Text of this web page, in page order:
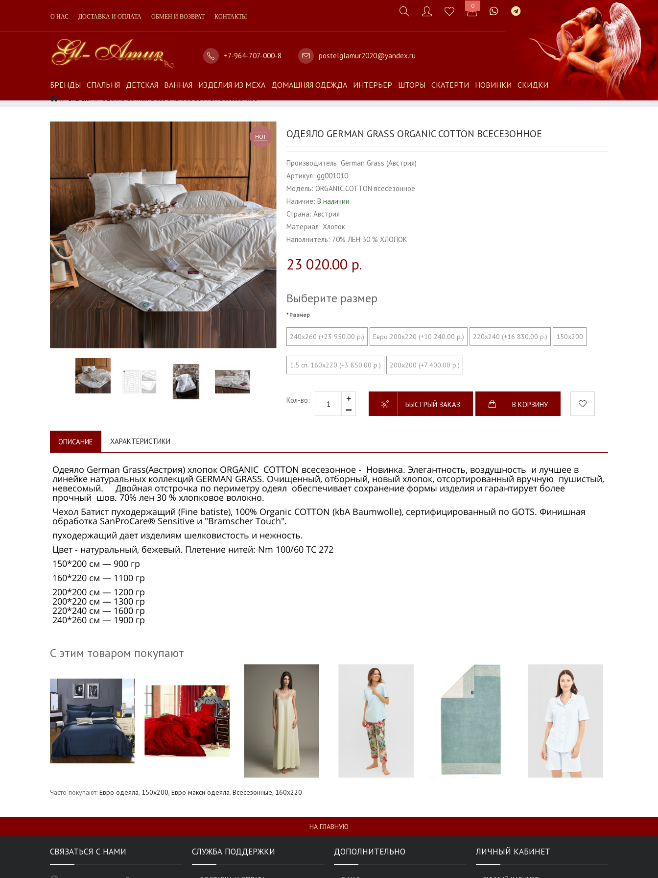
0
О НАС ДОСТАВКА И ОПЛАТА ОБМЕН И ВОЗВРАТ КОНТАКТЫ
+7-964-707-000-8 postelglamur2020@yandex.ru
БРЕНДЫ СПАЛЬНЯ ДЕТСКАЯ ВАННАЯ ИЗДЕЛИЯ ИЗ МЕХА ДОМАШНЯЯ ОДЕЖДА ИНТЕРЬЕР ШТОРЫ СКАТЕРТИ НОВИНКИ СКИДКИ
Спальня Одеяло German Grass ORGANIC COTTON Всесезонное
HOT ОДЕЯЛО GERMAN GRASS ORGANIC COTTON ВСЕСЕЗОННОЕ
Производитель: German Grass (Австрия)
Артикул: gg001010
Модель: ORGANIC COTTON всесезонное
Наличие: В наличии
Страна: Австрия
Материал: Хлопок
Наполнитель: 70% ЛЕН 30 % ХЛОПОК
23 020.00 р.
Выберите размер
Размер
240х260 (+23 950.00 р.) Евро 200х220 (+10 240.00 р.) 220х240 (+16 830.00 р.) 150х200
1.5 сп. 160х220 (+3 850.00 р.) 200х200 (+7 400.00 р.)
Кол-во: БЫСТРЫЙ ЗАКАЗ В КОРЗИНУ
ОПИСАНИЕ ХАРАКТЕРИСТИКИ
Одеяло German Grass(Австрия) хлопок ORGANIC COTTON всесезонное - Новинка. Элегантность, воздушность и лучшее в
линейке натуральных коллекций GERMAN GRASS. Очищенный, отборный, новый хлопок, отсортированный вручную пушистый,
невесомый. Двойная отстрочка по периметру одеял обеспечивает сохранение формы изделия и гарантирует более
прочный шов. 70% лен 30 % хлопковое волокно.
Чехол Батист пуходержащий (Fine batiste), 100% Organic COTТON (kbA Baumwolle), сертифицированный по GOTS. Финишная
обработка SanProCare® Sensitive и "Bramscher Touch".
пуходержащий дает изделиям шелковистость и нежность.
Цвет - натуральный, бежевый. Плетение нитей: Nm 100/60 TC 272
150*200 см — 900 гр
160*220 см — 1100 гр
200*200 см — 1200 гр
200*220 см — 1300 гр
220*240 см — 1600 гр
240*260 см — 1900 гр
С этим товаром покупают
Часто покупают: Евро одеяла, 150х200, Евро макси одеяла, Всесезонные, 160x220
НА ГЛАВНУЮ
СВЯЗАТЬСЯ С НАМИ СЛУЖБА ПОДДЕРЖКИ ДОПОЛНИТЕЛЬНО ЛИЧНЫЙ КАБИНЕТ